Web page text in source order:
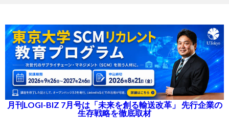
月刊LOGI-BIZ 7月号は「未来を創る輸送改革」 先行企業の
生存戦略を徹底取材